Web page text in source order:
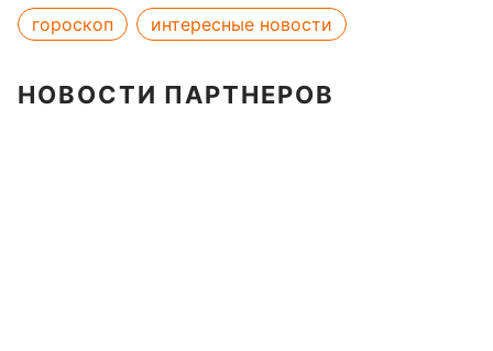
гороскоп интересные новости
НОВОСТИ ПАРТНЕРОВ